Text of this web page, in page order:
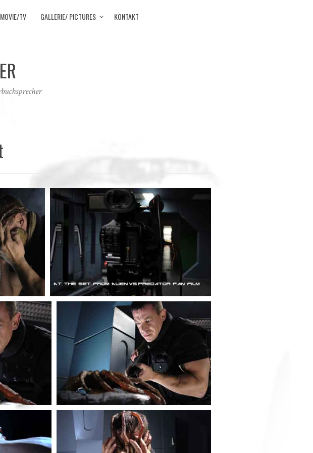
TV GALLERIE/ PICTURES KONTAKT